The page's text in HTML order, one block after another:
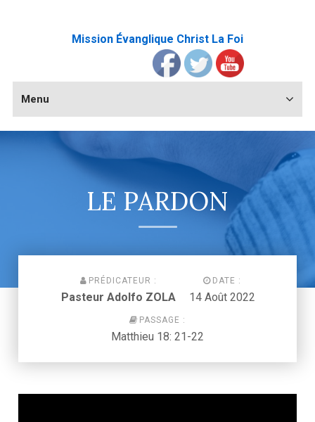
Mission Évanglique Christ La Foi
Menu
LE PARDON
PRÉDICATEUR :
Pasteur Adolfo ZOLA
DATE :
14 Août 2022
PASSAGE :
Matthieu 18: 21-22